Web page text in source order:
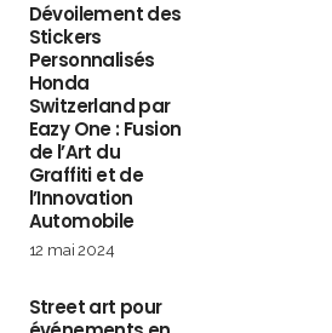
Dévoilement des
Stickers
Personnalisés
Honda
Switzerland par
Eazy One : Fusion
de l’Art du
Graffiti et de
l’Innovation
Automobile
12 mai 2024
Street art pour